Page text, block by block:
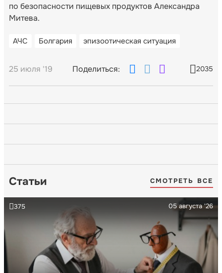
по безопасности пищевых продуктов Александра
Митева.
АЧС Болгария эпизоотическая ситуация
25 июля '19 Поделиться: 2035
Статьи СМОТРЕТЬ ВСЕ
05 августа '26
375